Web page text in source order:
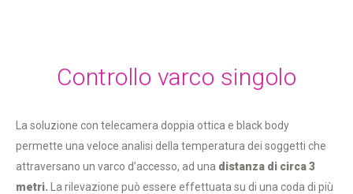
Controllo varco singolo
La soluzione con telecamera doppia ottica e black body
permette una veloce analisi della temperatura dei soggetti che
attraversano un varco d’accesso, ad una distanza di circa 3
metri. La rilevazione può essere effettuata su di una coda di più